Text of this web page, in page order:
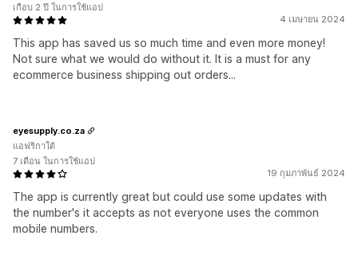
4 เมษายน 2024
This app has saved us so much time and even more money!
Not sure what we would do without it. It is a must for any
ecommerce business shipping out orders...
เกือบ 2 ปี ในการใช้แอป
19 กุมภาพันธ์ 2024
The app is currently great but could use some updates with
the number's it accepts as not everyone uses the common
mobile numbers.
eyesupply.co.za
แอฟริกาใต้
7 เดือน ในการใช้แอป